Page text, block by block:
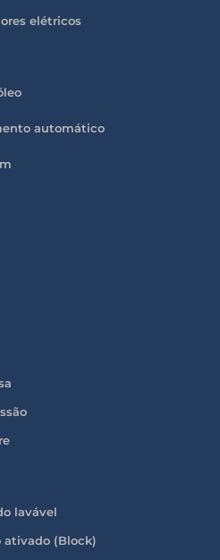
elétricos
automático
lavável
ativado (Block)